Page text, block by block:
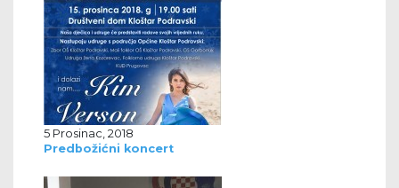
5 Prosinac, 2018
Predbožićni koncert